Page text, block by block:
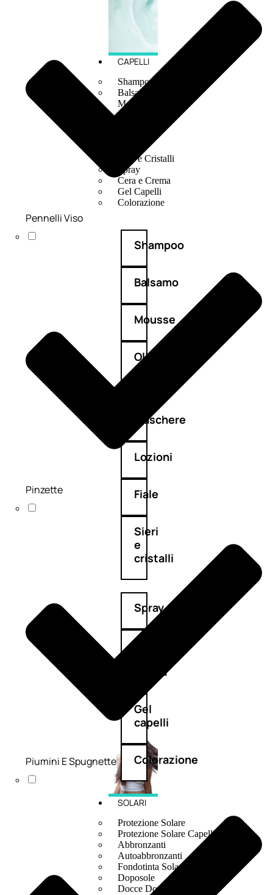
CAPELLI
Shampoo
Balsamo
Mousse
Olii Capelli
Sieri e Cristalli
Spray
Cera e Crema
Gel Capelli
Colorazione
Shampoo
Balsamo
Mousse
Olii
capelli
Maschere
Lozioni
Fiale
Sieri
e
cristalli
Spray
crema
Gel
capelli
Colorazione
SOLARI
Protezione Solare
Protezione Solare Capelli
Abbronzanti
Autoabbronzanti
Fondotinta Solare
Doposole
Docce Doposole
Pennelli Viso
Pinzette
Piumini E Spugnette